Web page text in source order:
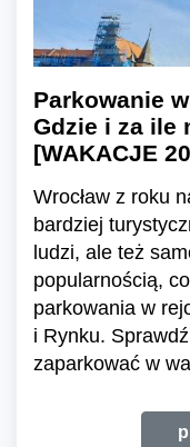
Parkowanie
Gdzie i za ile
[WAKACJE
Wrocław z roku
bardziej
ludzi, ale też
popularnością,
parkowania w
i Rynku.
zaparkować w